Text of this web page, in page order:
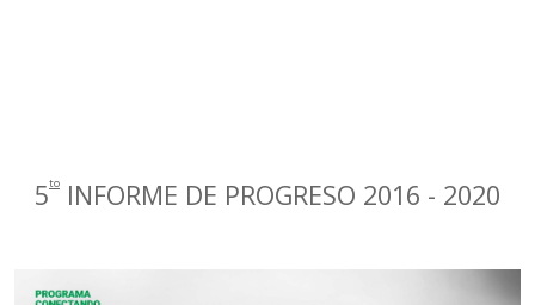
5to INFORME DE PROGRESO 2016 - 2020